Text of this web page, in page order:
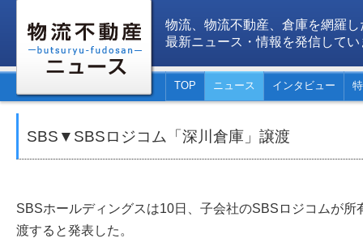
物流、物流不動産、倉庫を網羅し
最新ニュース・情報を発信してい
TOP ニュース インタビュー
SBS▼SBSロジコム「深川倉庫」譲渡
SBSホールディングスは10日、子会社のSBSロジコムが所
渡すると発表した。